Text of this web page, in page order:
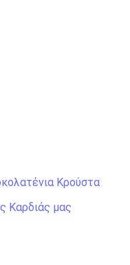
Κρούστα
Καρδιάς μας